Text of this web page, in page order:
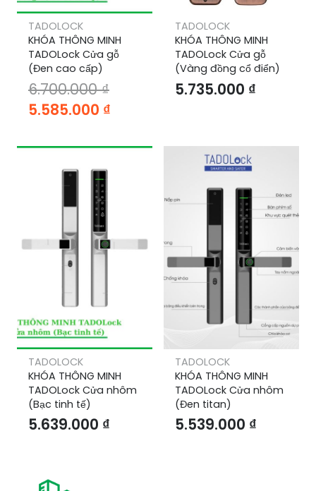
TADOLOCK
KHÓA THÔNG MINH
TADOLock Cửa gỗ
(Đen cao cấp)
6.700.000₫
Giá
là:
6.700.000 ₫.
5.585.000 ₫
tại
TADOLOCK
KHÓA THÔNG MINH
TADOLock Cửa gỗ
(Vàng đồng cổ điển)
5.735.000 ₫
TADOLOCK
KHÓA THÔNG MINH
TADOLock Cửa nhôm
(Bạc tinh tế)
5.639.000 ₫
TADOLOCK
KHÓA THÔNG MINH
TADOLock Cửa nhôm
(Đen titan)
5.539.000 ₫